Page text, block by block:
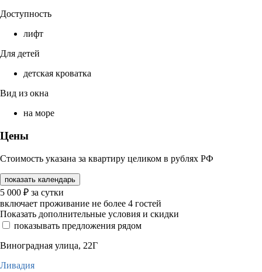
Доступность
лифт
Для детей
детская кроватка
Вид из окна
на море
Цены
Стоимость указана за квартиру целиком в рублях РФ
показать календарь
5 000 ₽ за сутки
включает проживание не более 4 гостей
Показать дополнительные условия и скидки
показывать предложения рядом
Виноградная улица, 22Г
Ливадия